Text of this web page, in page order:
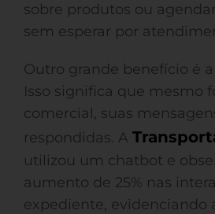
sobre produtos ou
sem esperar por
Outro grande benefício é a
Isso significa que mesmo
comercial, suas
respondidas. A
utilizou um chatbot e
aumento de 25% nas
expediente, evidenciando